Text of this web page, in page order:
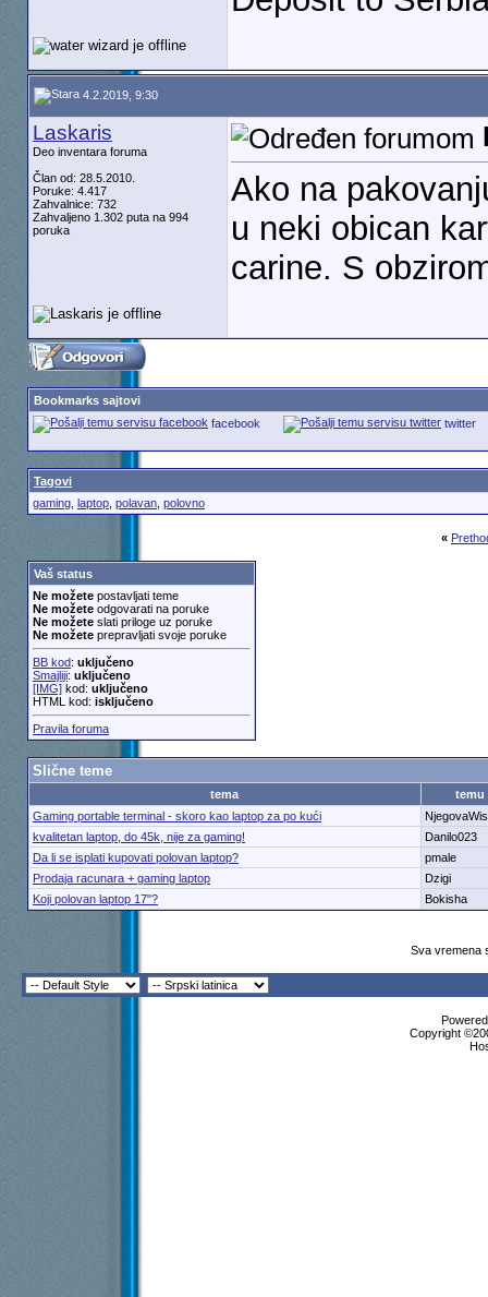
4.2.2019, 9:30
Laskaris
Deo inventara foruma
Član od: 28.5.2010.
Poruke: 4.417
Zahvalnice: 732
Zahvaljeno 1.302 puta na 994
poruka
Ako na
u neki obican
carine. S
Bookmarks sajtovi
facebook
twitter
Tagovi
gaming, laptop, polavan, polovno
«
Vaš status
Ne možetepostavljati teme
Ne možeteodgovarati na poruke
Ne možeteslati priloge uz poruke
Ne možeteprepravljati svoje poruke
BB kod: uključeno
Smajliji: uključeno
[IMG]kod: uključeno
HTML kod: isključeno
Pravila foruma
Slične teme
tema
temu
Gaming portable terminal - skoro kao laptop za po kući
kvalitetan laptop, do 45k, nije za gaming!
Danilo023
Da li se isplati kupovati polovan laptop?
pmale
Prodaja racunara + gaming laptop
Dzigi
Koji polovan laptop 17"?
Bokisha
Sva vremena
Copyright